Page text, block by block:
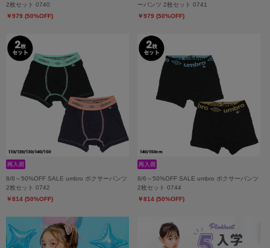
2枚セット 0740
￥979 (50%OFF)
ーパンツ 2枚セット 0741
￥979 (50%OFF)
8/6～50%OFF SALE umbro ボクサーパンツ
2枚セット 0742
￥814 (50%OFF)
8/6～50%OFF SALE umbro ボクサーパンツ
2枚セット 0744
￥814 (50%OFF)